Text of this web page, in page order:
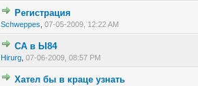
Регистрация
Schweppes ,07-05-2009, 12:22 AM
СА в Ы84
Hirurg ,07-06-2009, 08:57 PM
Хател бы в краце узнать1 голос(ов) - 1 из 5 в